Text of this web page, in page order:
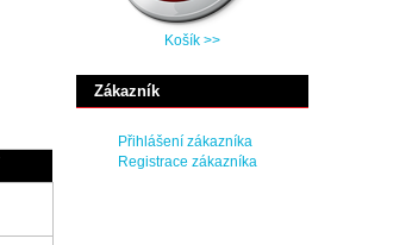
Košík >>
Zákazník
Přihlášení zákazníka
Registrace zákazníka